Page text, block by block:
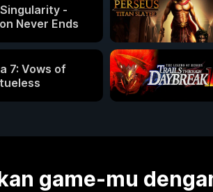
-
Never Ends
7: Vows of
game-mu